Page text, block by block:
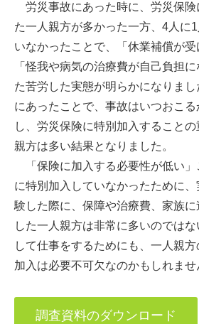
労災事故にあった時に、労災保険
た一人親方が多かった一方、4人に
いなかったことで、「休業補償が
「怪我や病気の治療費が自己負担
た苦労した実態が明らかになりま
にあったことで、事故はいつおこ
し、労災保険に特別加入すること
親方は多い結果となりました。
「保険に加入する必要性が低い」
に特別加入していなかったために
験した際に、保障や治療費、家族
した一人親方は非常に多いのでは
して仕事をするためにも、一人親
加入は必要不可欠なのかもしれませ
調査資料のダウンロード